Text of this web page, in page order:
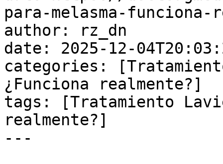
para-melasma-funciona-
author: rz_dn
date: 2025-12-
categories:
¿Funciona realmente?]
tags: [Tratamiento
realmente?]
---